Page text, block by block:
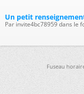
Un petit
Par invite4bc78959 dans le
Fuseau